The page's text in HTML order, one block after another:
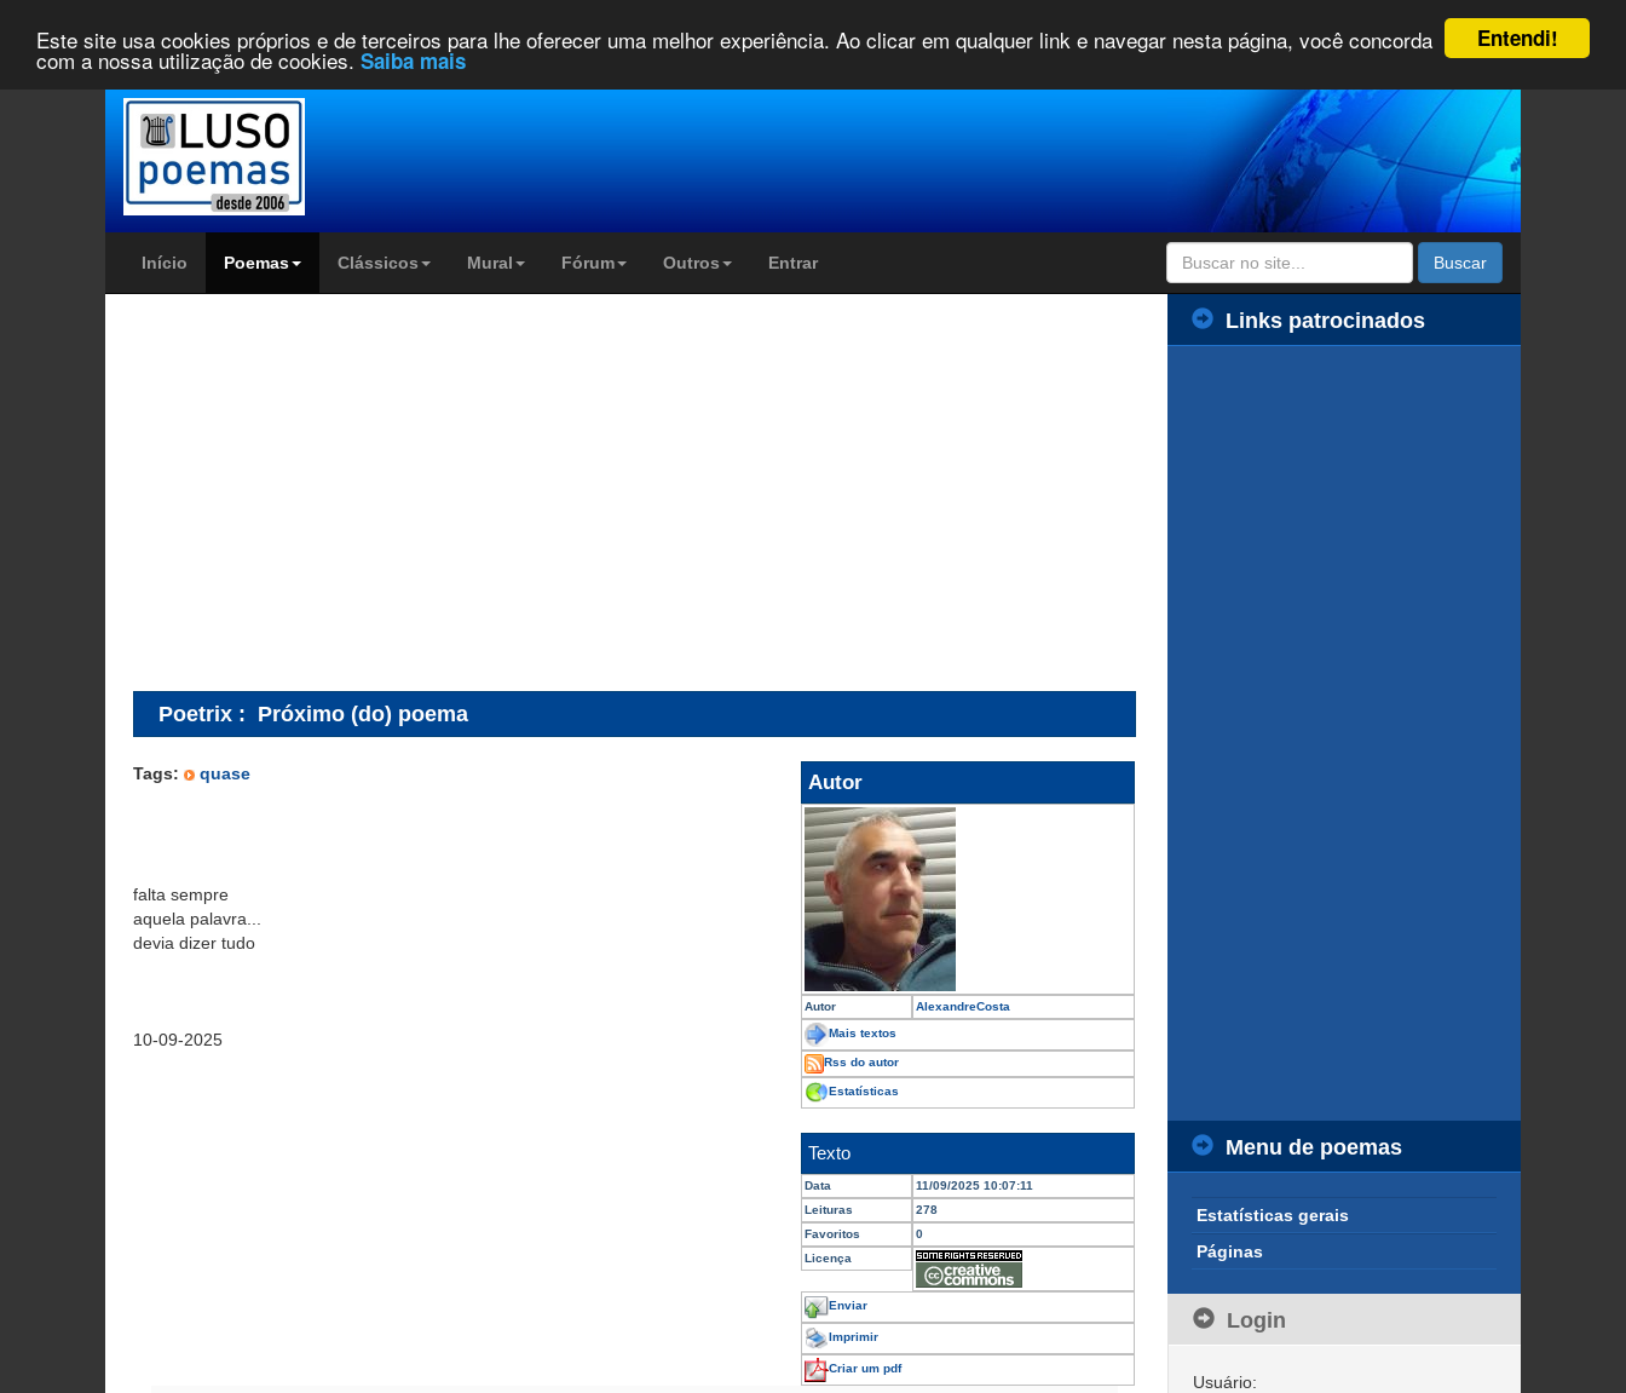
Entendi!
Este site usa cookies próprios e de terceiros para lhe oferecer uma melhor experiência. Ao clicar em qualquer link e navegar nesta página, você concorda
com a nossa utilização de cookies. Saiba mais
Início Poemas Clássicos Mural Fórum Outros Entrar Buscar
Poetrix : Próximo (do) poema
Tags: quase
falta sempre
aquela palavra...
devia dizer tudo
10-09-2025
Autor
Autor AlexandreCosta
Mais textos
Rss do autor
Estatísticas
Texto
Data
11/09/2025 10:07:11
Leituras
278
Favoritos
0
Licença
Enviar
Imprimir
Criar um pdf
Links patrocinados
Menu de poemas
Estatísticas gerais
Páginas
Login
Usuário: